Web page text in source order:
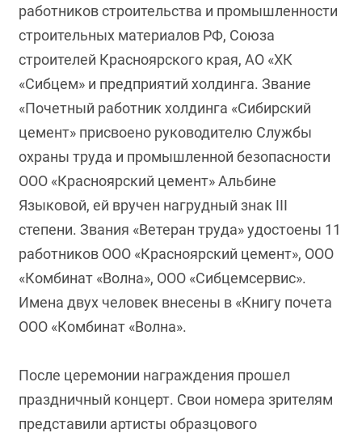
работников строительства и промышленности
строительных материалов РФ, Союза
строителей Красноярского края, АО «ХК
«Сибцем» и предприятий холдинга. Звание
«Почетный работник холдинга «Сибирский
цемент» присвоено руководителю Службы
охраны труда и промышленной безопасности
ООО «Красноярский цемент» Альбине
Языковой, ей вручен нагрудный знак III
степени. Звания «Ветеран труда» удостоены 11
работников ООО «Красноярский цемент», ООО
«Комбинат «Волна», ООО «Сибцемсервис».
Имена двух человек внесены в «Книгу почета
ООО «Комбинат «Волна».
После церемонии награждения прошел
праздничный концерт. Свои номера зрителям
представили артисты образцового